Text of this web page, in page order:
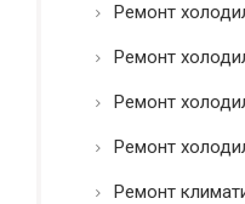
Ремонт
Ремонт
Ремонт
Ремонт
Ремонт